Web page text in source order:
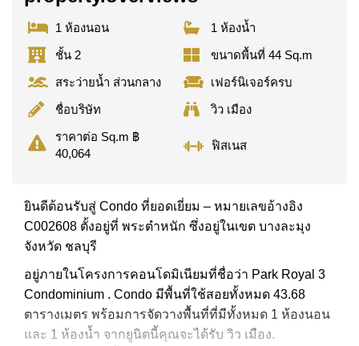
1 ห้องนอน
1 ห้องน้ำ
ชั้น 2
ขนาดพื้นที่ 44 Sq.m
สระว่ายน้ำ ส่วนกลาง
เฟอร์นิเจอร์ครบ
ชื่อบริษัท
วิว เมือง
ราคาต่อ Sq.m ฿
40,064
ฟิสเนส
ยินดีต้อนรับสู่ Condo ที่ยอดเยี่ยม – หมายเลขอ้างอิง
C002608 ตั้งอยู่ที่ พระตำหนัก ซึ่งอยู่ในเขต บางละมุง
จังหวัด ชลบุรี
อยู่ภายในโครงการคอนโดมิเนียมที่ชื่อว่า Park Royal 3
Condominium . Condo มีพื้นที่ใช้สอยทั้งหมด 43.68
ตารางเมตร พร้อมการจัดวางพื้นที่ที่มีทั้งหมด 1 ห้องนอน
และ 1 ห้องน้ำ จากยูนิตนี้คุณจะได้รับ วิว เมือง.